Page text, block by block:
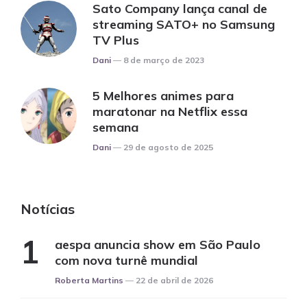
Sato Company lança canal de
streaming SATO+ no Samsung
TV Plus
Posted
Dani 8 de março de 2023
5 Melhores animes para
maratonar na Netflix essa
semana
Posted
Dani 29 de agosto de 2025
Notícias
aespa anuncia show em São Paulo
com nova turnê mundial
Posted
Roberta Martins 22 de abril de 2026